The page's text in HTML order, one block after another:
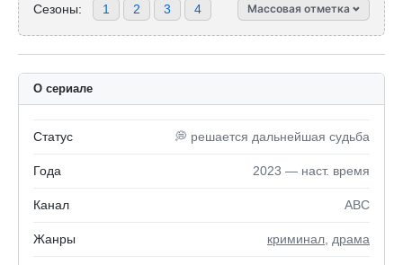
Сезоны: 1 2 3 4 Массовая отметка
О сериале
Статус 💭 решается дальнейшая судьба
Года 2023 — наст. время
Канал ABC
Жанры криминал драма